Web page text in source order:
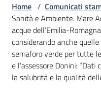
Comunicati
stampa
Menu selezionato
Cerca
un
comunicato
Home / Comunicati
Sanità e Ambiente. Mare
acque dell’Emilia-
considerando anche quelle
semaforo verde per tutte
e l’assessore Donini:
la salubrità e la qualità